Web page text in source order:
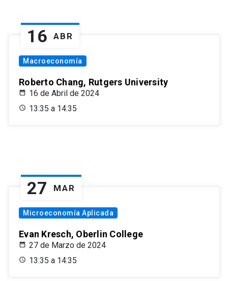
16 ABR
Macroeconomía
Roberto Chang, Rutgers University
16 de Abril de 2024
13:35 a 14:35
27 MAR
Microeconomía Aplicada
Evan Kresch, Oberlin College
27 de Marzo de 2024
13:35 a 14:35